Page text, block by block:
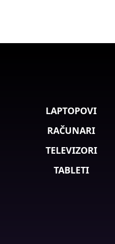
LAPTOPOVI
RAČUNARI
TELEVIZORI
TABLETI